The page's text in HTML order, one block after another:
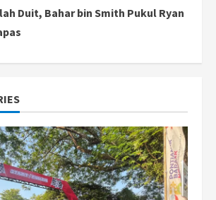
Duit, Bahar bin Smith Pukul Ryan